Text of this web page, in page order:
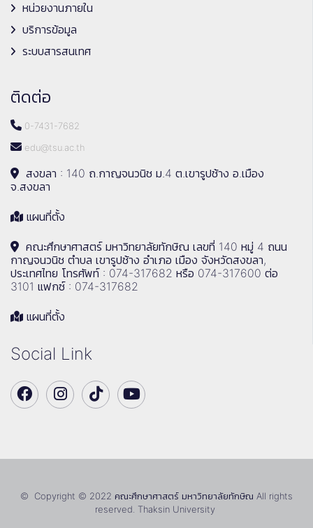
หน่วยงานภายใน
บริการข้อมูล
ระบบสารสนเทศ
ติดต่อ
0-7431-7682
edu@tsu.ac.th
สงขลา : 140 ถ.กาญจนวนิช ม.4 ต.เขารูปช้าง อ.เมือง
จ.สงขลา
แผนที่ตั้ง
คณะศึกษาศาสตร์ มหาวิทยาลัยทักษิณ เลขที่ 140 หมู่ 4 ถนน
กาญจนวนิช ตำบล เขารูปช้าง อำเภอ เมือง จังหวัดสงขลา,
ประเทศไทย โทรศัพท์ : 074-317682 หรือ 074-317600 ต่อ
3101 แฟกซ์ : 074-317682
แผนที่ตั้ง
Social Link
© Copyright © 2022 คณะศึกษาศาสตร์ มหาวิทยาลัยทักษิณ All rights
reserved. Thaksin University